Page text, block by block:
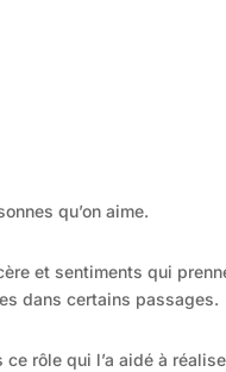
qu’on aime.
et sentiments qui
dans certains passages.
rôle qui l’a aidé à